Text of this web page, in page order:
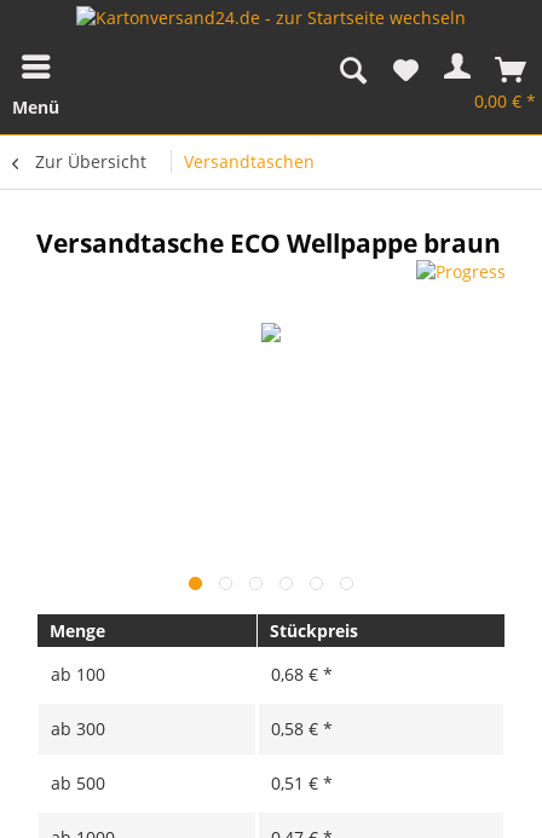
Menü 0,00 € *
Zur Übersicht Versandtaschen
Versandtasche ECO Wellpappe braun
Menge
Stückpreis
ab 100 0,68 € *
ab 300 0,58 € *
ab 500 0,51 € *